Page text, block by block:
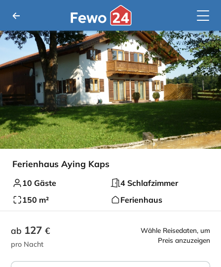
Ferienhaus Aying Kaps
10 Gäste
4 Schlafzimmer
150 m²
Ferienhaus
Wähle Reisedaten, um
Preis anzuzeigen
ab 127 €
pro Nacht